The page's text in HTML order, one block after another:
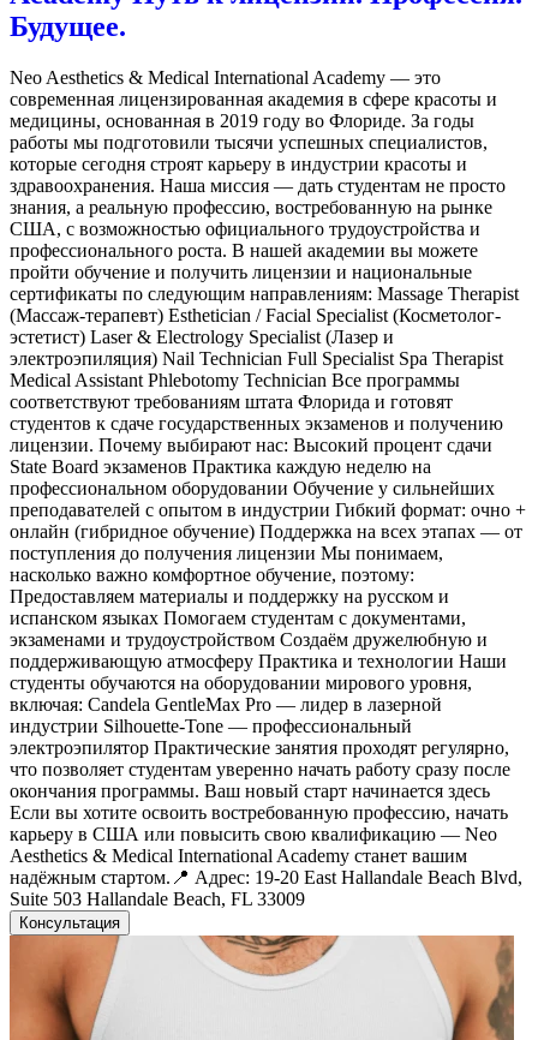
Будущее.
Neo Aesthetics & Medical International Academy — это
современная лицензированная академия в сфере красоты и
медицины, основанная в 2019 году во Флориде. За годы
работы мы подготовили тысячи успешных специалистов,
которые сегодня строят карьеру в индустрии красоты и
здравоохранения. Наша миссия — дать студентам не просто
знания, а реальную профессию, востребованную на рынке
США, с возможностью официального трудоустройства и
профессионального роста. В нашей академии вы можете
пройти обучение и получить лицензии и национальные
сертификаты по следующим направлениям: Massage Therapist
(Массаж-терапевт) Esthetician / Facial Specialist (Косметолог-
эстетист) Laser & Electrology Specialist (Лазер и
электроэпиляция) Nail Technician Full Specialist Spa Therapist
Medical Assistant Phlebotomy Technician Все программы
соответствуют требованиям штата Флорида и готовят
студентов к сдаче государственных экзаменов и получению
лицензии. Почему выбирают нас: Высокий процент сдачи
State Board экзаменов Практика каждую неделю на
профессиональном оборудовании Обучение у сильнейших
преподавателей с опытом в индустрии Гибкий формат: очно +
онлайн (гибридное обучение) Поддержка на всех этапах — от
поступления до получения лицензии Мы понимаем,
насколько важно комфортное обучение, поэтому:
Предоставляем материалы и поддержку на русском и
испанском языках Помогаем студентам с документами,
экзаменами и трудоустройством Создаём дружелюбную и
поддерживающую атмосферу Практика и технологии Наши
студенты обучаются на оборудовании мирового уровня,
включая: Candela GentleMax Pro — лидер в лазерной
индустрии Silhouette-Tone — профессиональный
электроэпилятор Практические занятия проходят регулярно,
что позволяет студентам уверенно начать работу сразу после
окончания программы. Ваш новый старт начинается здесь
Если вы хотите освоить востребованную профессию, начать
карьеру в США или повысить свою квалификацию — Neo
Aesthetics & Medical International Academy станет вашим
надёжным стартом.📍 Адрес: 19-20 East Hallandale Beach Blvd,
Suite 503 Hallandale Beach, FL 33009
Консультация